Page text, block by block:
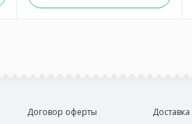
Договор оферты Доставка